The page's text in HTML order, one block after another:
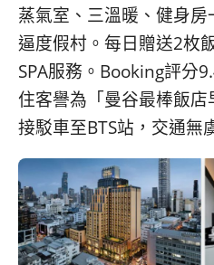
蒸氣室、三溫暖、健身
逼度假村。每日贈送2枚
SPA服務。Booking評分
住客譽為「曼谷最棒飯
接駁車至BTS站，交通無